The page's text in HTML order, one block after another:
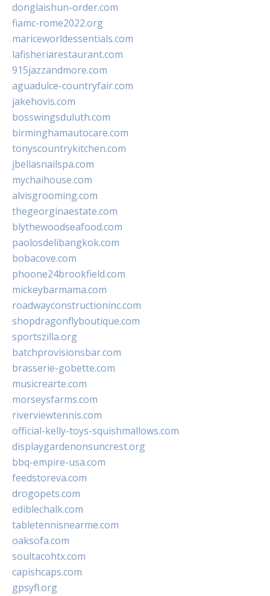
donglaishun-order.com
fiamc-rome2022.org
mariceworldessentials.com
lafisheriarestaurant.com
915jazzandmore.com
aguadulce-countryfair.com
jakehovis.com
bosswingsduluth.com
birminghamautocare.com
tonyscountrykitchen.com
jbellasnailspa.com
mychaihouse.com
alvisgrooming.com
thegeorginaestate.com
blythewoodseafood.com
paolosdelibangkok.com
bobacove.com
phoone24brookfield.com
mickeybarmama.com
roadwayconstructioninc.com
shopdragonflyboutique.com
sportszilla.org
batchprovisionsbar.com
brasserie-gobette.com
musicrearte.com
morseysfarms.com
riverviewtennis.com
official-kelly-toys-squishmallows.com
displaygardenonsuncrest.org
bbq-empire-usa.com
feedstoreva.com
drogopets.com
ediblechalk.com
tabletennisnearme.com
oaksofa.com
soultacohtx.com
capishcaps.com
gpsyfl.org